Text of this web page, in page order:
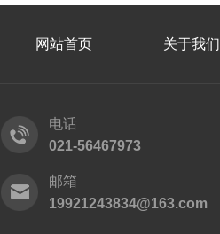
网站首页 关于我们
电话
021-56467973
邮箱
19921243834@163.com